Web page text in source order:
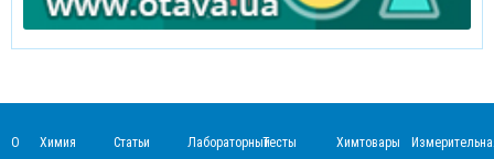
О
Химия
Статьи
ЛабораторныйТесты Химтовары